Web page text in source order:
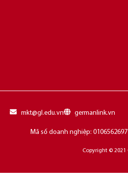
mkt@gl.edu.vn germanlink.vn
Mã số doanh nghiệp:
Copyright © 2021